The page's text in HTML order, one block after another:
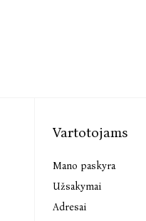
Vartotojams
Mano paskyra
Užsakymai
Adresai